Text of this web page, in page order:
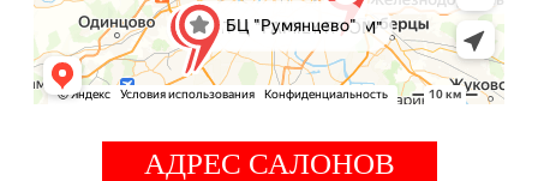
АДРЕС САЛОНОВ